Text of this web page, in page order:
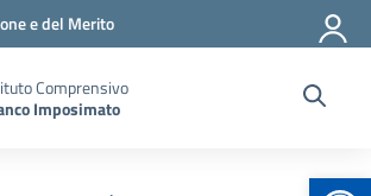
e del Merito
Comprensivo
Imposimato